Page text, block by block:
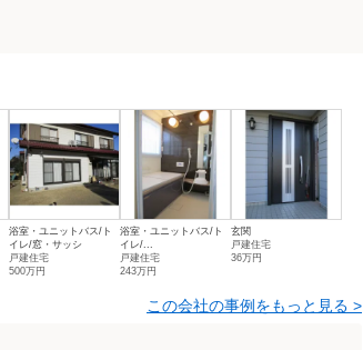
浴室・ユニットバス/ト
イレ/窓・サッシ
戸建住宅
500万円
浴室・ユニットバス/ト
イレ/...
戸建住宅
243万円
玄関
戸建住宅
36万円
この会社の事例をもっと見る >